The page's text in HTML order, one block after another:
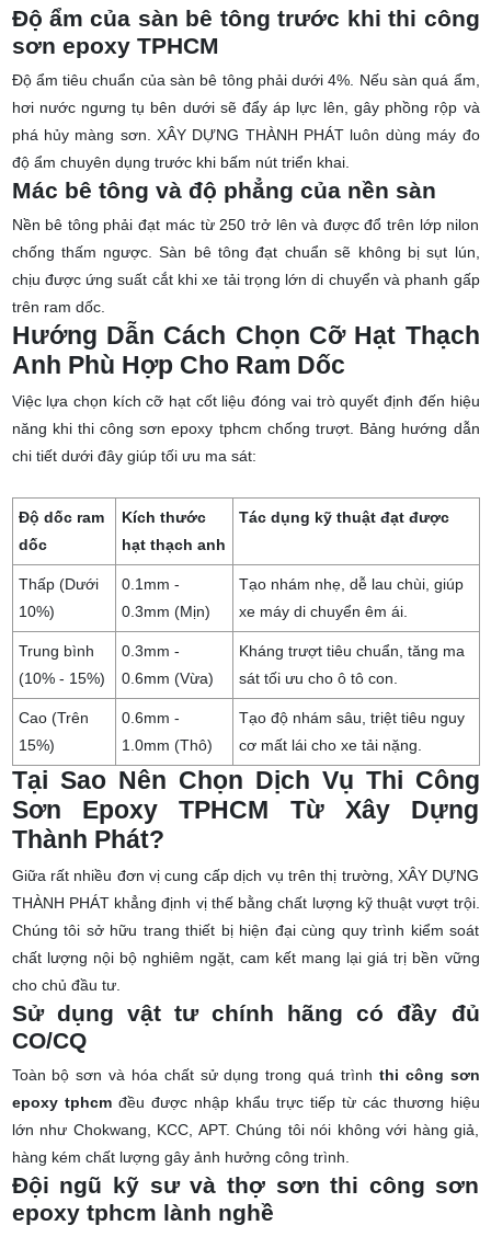
Độ ẩm của sàn bê tông trước khi thi công
sơn epoxy TPHCM
Độ ẩm tiêu chuẩn của sàn bê tông phải dưới 4%. Nếu sàn quá ẩm,
hơi nước ngưng tụ bên dưới sẽ đẩy áp lực lên, gây phồng rộp và
phá hủy màng sơn. XÂY DỰNG THÀNH PHÁT luôn dùng máy đo
độ ẩm chuyên dụng trước khi bấm nút triển khai.
Mác bê tông và độ phẳng của nền sàn
Nền bê tông phải đạt mác từ 250 trở lên và được đổ trên lớp nilon
chống thấm ngược. Sàn bê tông đạt chuẩn sẽ không bị sụt lún,
chịu được ứng suất cắt khi xe tải trọng lớn di chuyển và phanh gấp
trên ram dốc.
Hướng Dẫn Cách Chọn Cỡ Hạt Thạch
Anh Phù Hợp Cho Ram Dốc
Việc lựa chọn kích cỡ hạt cốt liệu đóng vai trò quyết định đến hiệu
năng khi thi công sơn epoxy tphcm chống trượt. Bảng hướng dẫn
chi tiết dưới đây giúp tối ưu ma sát:
Độ dốc ram
dốc
Kích thước
hạt thạch anh
Tác dụng kỹ thuật đạt được
Thấp (Dưới
10%)
0.1mm -
0.3mm (Mịn)
Tạo nhám nhẹ, dễ lau chùi, giúp
xe máy di chuyển êm ái.
Trung bình
(10% - 15%)
0.3mm -
0.6mm (Vừa)
Kháng trượt tiêu chuẩn, tăng ma
sát tối ưu cho ô tô con.
Cao (Trên
15%)
0.6mm -
1.0mm (Thô)
Tạo độ nhám sâu, triệt tiêu nguy
cơ mất lái cho xe tải nặng.
Tại Sao Nên Chọn Dịch Vụ Thi Công
Sơn Epoxy TPHCM Từ Xây Dựng
Thành Phát?
Giữa rất nhiều đơn vị cung cấp dịch vụ trên thị trường, XÂY DỰNG
THÀNH PHÁT khẳng định vị thế bằng chất lượng kỹ thuật vượt trội.
Chúng tôi sở hữu trang thiết bị hiện đại cùng quy trình kiểm soát
chất lượng nội bộ nghiêm ngặt, cam kết mang lại giá trị bền vững
cho chủ đầu tư.
Sử dụng vật tư chính hãng có đầy đủ
CO/CQ
Toàn bộ sơn và hóa chất sử dụng trong quá trình thi công sơn
epoxy tphcmđều được nhập khẩu trực tiếp từ các thương hiệu
lớn như Chokwang, KCC, APT. Chúng tôi nói không với hàng giả,
hàng kém chất lượng gây ảnh hưởng công trình.
Đội ngũ kỹ sư và thợ sơn thi công sơn
epoxy tphcm lành nghề